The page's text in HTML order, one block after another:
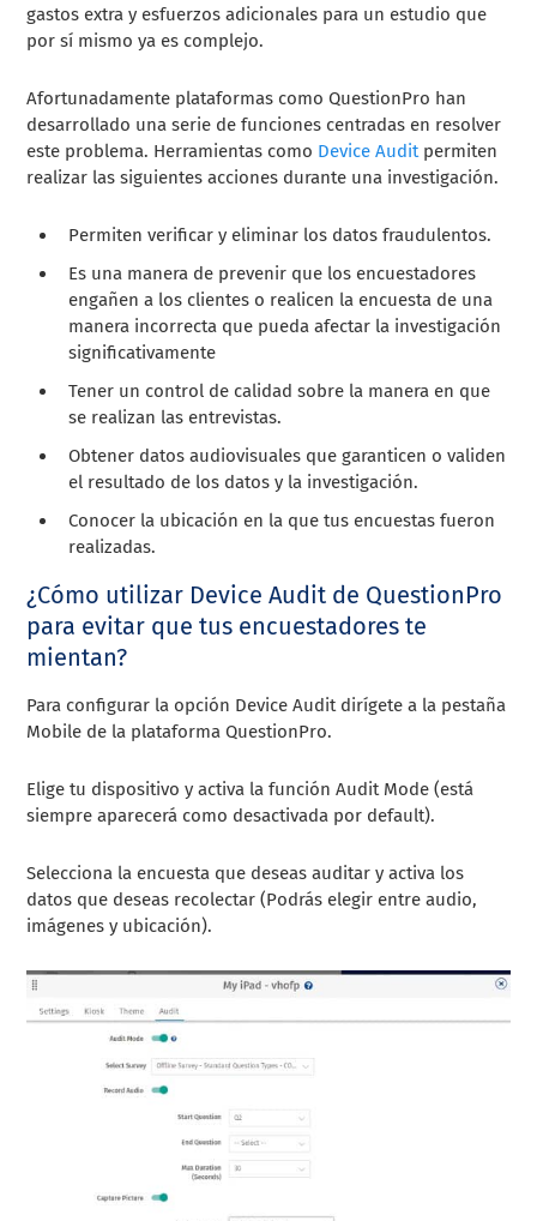
gastos extra y esfuerzos adicionales para un estudio que
por sí mismo ya es complejo.
Afortunadamente plataformas como QuestionPro han
desarrollado una serie de funciones centradas en resolver
este problema. Herramientas como Device Auditpermiten
realizar las siguientes acciones durante una investigación.
Permiten verificar y eliminar los datos fraudulentos.
Es una manera de prevenir que los encuestadores
engañen a los clientes o realicen la encuesta de una
manera incorrecta que pueda afectar la investigación
significativamente
Tener un control de calidad sobre la manera en que
se realizan las entrevistas.
Obtener datos audiovisuales que garanticen o validen
el resultado de los datos y la investigación.
Conocer la ubicación en la que tus encuestas fueron
realizadas.
¿Cómo utilizar Device Audit de QuestionPro
para evitar que tus encuestadores te
mientan?
Para configurar la opción Device Audit dirígete a la pestaña
Mobile de la plataforma QuestionPro.
Elige tu dispositivo y activa la función Audit Mode (está
siempre aparecerá como desactivada por default).
Selecciona la encuesta que deseas auditar y activa los
datos que deseas recolectar (Podrás elegir entre audio,
imágenes y ubicación).